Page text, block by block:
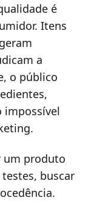
é
Itens
a
o público
impossível
um produto
buscar